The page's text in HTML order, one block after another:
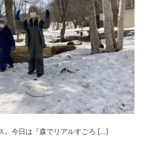
。今日は『森でリアルすごろ […]